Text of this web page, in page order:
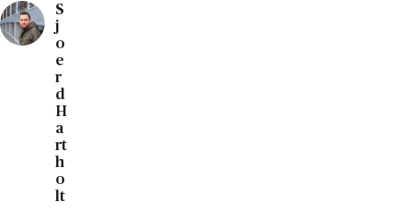
S
j
o
e
r
d
H
a
rt
h
o
lt